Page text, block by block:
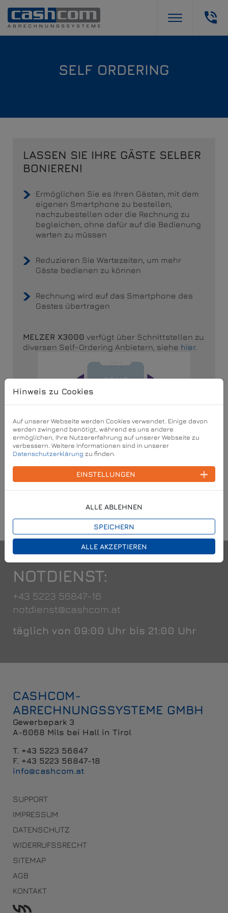
SELF ORDERING
LASSEN SIE IHRE GÄSTE SELBER
BONIEREN!
Ermöglichen Sie es Ihren Gästen, mit dem
eigenen Smartphone zu bestellen,
nachzubestellen oder die Rechnung zu
begleichen, ohne dafür auf die Bedienung
warten zu müssen
Reduzieren Sie Wartezeiten, um mehr
Gäste bedienen zu können
Rechnung wird auf das Smartphone des
Gastes übertragen
MELZER X3000 verfügt über Schnittstellen zu
diversen Self-Ordering Anbietern, siehe hier.
NOTDIENST:
+43 5223 56847-16
notdienst@cashcom.at
täglich von 09:00 Uhr bis 21:00 Uhr
CASHCOM-
ABRECHNUNGSSYSTEME GMBH
Gewerbepark 3
A-6068 Mils bei Hall in Tirol
T. +43 5223 56847
F. +43 5223 56847-18
info@cashcom.at
SUPPORT
IMPRESSUM
DATENSCHUTZ
WIDERRUFSSRECHT
SITEMAP
AGB
KONTAKT
Hinweis zu Cookies
Auf unserer Webseite werden Cookies verwendet. Einige davon
werden zwingend benötigt, während es uns andere
ermöglichen, Ihre Nutzererfahrung auf unserer Webseite zu
verbessern. Weitere Informationen sind in unserer
Datenschutzerklärung zu finden.
EINSTELLUNGEN
ALLE ABLEHNEN
SPEICHERN
ALLE AKZEPTIEREN